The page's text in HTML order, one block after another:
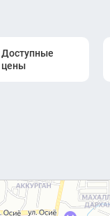
Доступные
цены